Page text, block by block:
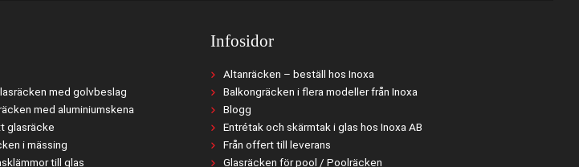
med golvbeslag
med aluminiumskena
glasräcke
i mässing
till glas
Infosidor
Altanräcken – beställ hos Inoxa
Balkongräcken i flera modeller från Inoxa
Blogg
Entrétak och skärmtak i glas hos Inoxa AB
Från offert till leverans
Glasräcken för pool / Poolräcken